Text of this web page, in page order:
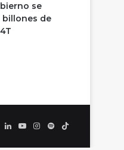
se
billones de
LinkedInYouTubeInstagram
SpotifyTikTok